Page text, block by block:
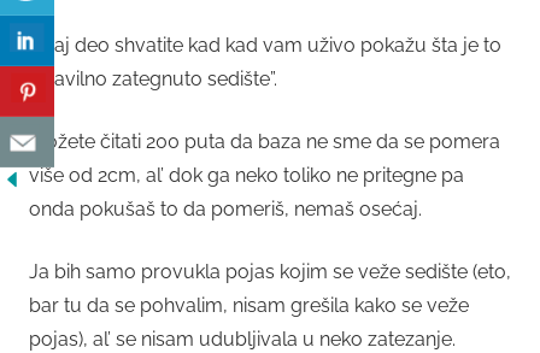
Ovaj deo shvatite kad kad vam uživo pokažu šta je to
“pravilno zategnuto sedište”.
Možete čitati 200 puta da baza ne sme da se pomera
više od 2cm, al’ dok ga neko toliko ne pritegne pa
onda pokušaš to da pomeriš, nemaš osećaj.
Ja bih samo provukla pojas kojim se veže sedište (eto,
bar tu da se pohvalim, nisam grešila kako se veže
pojas), al’ se nisam udubljivala u neko zatezanje.